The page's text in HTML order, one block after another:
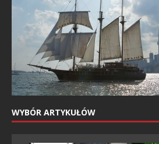
WYBÓR ARTYKUŁÓW